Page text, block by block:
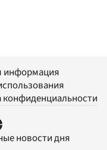
информация
конфиденциальности
новости дня